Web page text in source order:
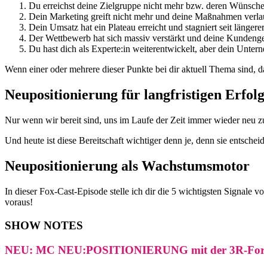
Du erreichst deine Zielgruppe nicht mehr bzw. deren
Dein Marketing greift nicht mehr und deine Maßnahmen
Dein Umsatz hat ein Plateau erreicht und stagniert seit
Der Wettbewerb hat sich massiv verstärkt und deine
Du hast dich als Experte:in weiterentwickelt, aber dein
Wenn einer oder mehrere dieser Punkte bei dir aktuell Thema
Neupositionierung für langfristigen Erfolg
Nur wenn wir bereit sind, uns im Laufe der Zeit immer wieder neu
Und heute ist diese Bereitschaft wichtiger denn je, denn sie
Neupositionierung als Wachstumsmotor
In dieser Fox-Cast-Episode stelle ich dir die 5 wichtigsten Signale
voraus!
SHOW NOTES
NEU: MC NEU:POSITIONIERUNG mit der 3R-